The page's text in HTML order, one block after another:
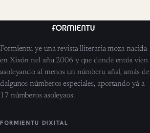
Formientu ye una revista lliteraria moza nacida
en Xixón nel añu 2006 y que dende entós vien
asoleyando al menos un númberu añal, amás de
dalgunos númberos especiales, aportando yá a
17 númberos asoleyaos.
FORMIENTU DIXITAL